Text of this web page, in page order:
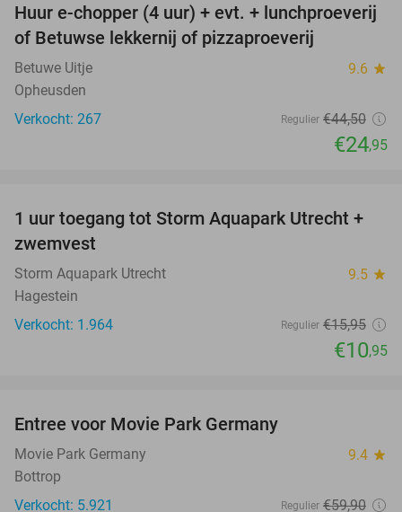
44%
Huur e-chopper (4 uur) + evt. + lunchproeverij
of Betuwse lekkernij of pizzaproeverij
Betuwe Uitje 9.6 star
Opheusden
Verkocht: 267
Regulier €44,50
€24,95
31%
1 uur toegang tot Storm Aquapark Utrecht +
zwemvest
Storm Aquapark Utrecht 9.5 star
Hagestein
Verkocht: 1.964
Regulier €15,95
€10,95
Entree voor Movie Park Germany
Movie Park Germany 9.4 star
Bottrop
Verkocht: 5.921
Regulier €59,90